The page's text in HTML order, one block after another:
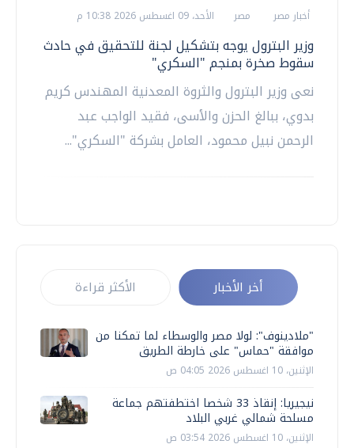
أخبار مصر مصر الأحد، 09 اغسطس 2026 10:38 م
وزير البترول يوجه بتشكيل لجنة للتحقيق في حادث
سقوط صخرة بمنجم "السكري"
نعى وزير البترول والثروة المعدنية المهندس كريم
بدوي، ببالغ الحزن والأسى، فقيد الواجب عبد
الرحمن نبيل محمود، العامل بشركة "السكري"...
أخر الأخبار الأكثر قراءة
"ملادينوف": لولا مصر والوسطاء لما تمكنا من
موافقة "حماس" على خارطة الطريق
الإثنين، 10 اغسطس 2026 04:05 ص
نيجيريا: إنقاذ 33 شخصا اختطفتهم جماعة
مسلحة شمالي غربي البلاد
الإثنين، 10 اغسطس 2026 03:54 ص